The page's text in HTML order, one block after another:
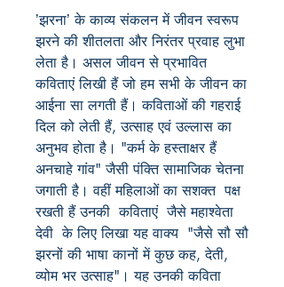
ʼझरनाʼ के काव्य संकलन में जीवन स्वरूप
झरने की शीतलता और निरंतर प्रवाह लुभा
लेता है। असल जीवन से प्रभावित
कविताएं लिखी हैं जो हम सभी के जीवन का
आईना सा लगती हैं। कविताओं की गहराई
दिल को लेती हैं, उत्साह एवं उल्लास का
अनुभव होता है। "कर्म के हस्ताक्षर हैं
अनचाहे गांव" जैसी पंक्ति सामाजिक चेतना
जगाती है। वहीं महिलाओं का सशक्त पक्ष
रखती हैं उनकी कविताएं जैसे महाश्वेता
देवी के लिए लिखा यह वाक्य "जैसे सौ सौ
झरनों की भाषा कानों में कुछ कह, देती,
व्योम भर उत्साह"। यह उनकी कविता